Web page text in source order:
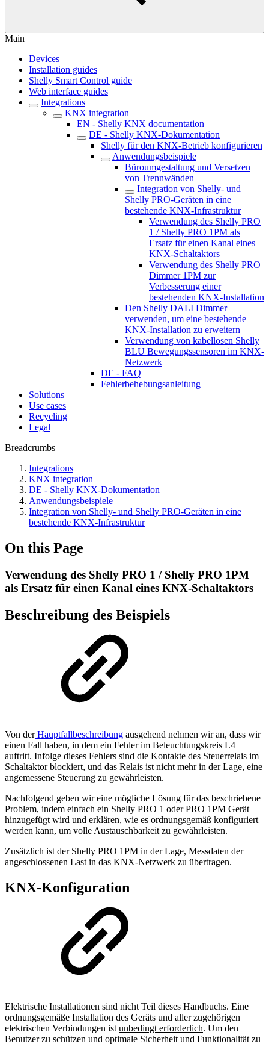
Main
Devices
Installation guides
Shelly Smart Control guide
Web interface guides
Integrations
KNX integration
EN - Shelly KNX documentation
DE - Shelly KNX-Dokumentation
Shelly für den KNX-Betrieb konfigurieren
Anwendungsbeispiele
Büroumgestaltung und Versetzen
von Trennwänden
Integration von Shelly- und
Shelly PRO-Geräten in eine
bestehende KNX-Infrastruktur
Verwendung des Shelly PRO
1 / Shelly PRO 1PM als
Ersatz für einen Kanal eines
KNX-Schaltaktors
Verwendung des Shelly PRO
Dimmer 1PM zur
Verbesserung einer
bestehenden KNX-Installation
Den Shelly DALI Dimmer
verwenden, um eine bestehende
KNX-Installation zu erweitern
Verwendung von kabellosen Shelly
BLU Bewegungssensoren im KNX-
Netzwerk
DE - FAQ
Fehlerbehebungsanleitung
Solutions
Use cases
Recycling
Legal
Breadcrumbs
Integrations
KNX integration
DE - Shelly KNX-Dokumentation
Anwendungsbeispiele
Integration von Shelly- und Shelly PRO-Geräten in eine
bestehende KNX-Infrastruktur
On this Page
Verwendung des Shelly PRO 1 / Shelly PRO 1PM
als Ersatz für einen Kanal eines KNX-Schaltaktors
Beschreibung des Beispiels
Von derHauptfallbeschreibung ausgehend nehmen wir an, dass wir
einen Fall haben, in dem ein Fehler im Beleuchtungskreis L4
auftritt. Infolge dieses Fehlers sind die Kontakte des Steuerrelais im
Schaltaktor blockiert, und das Relais ist nicht mehr in der Lage, eine
angemessene Steuerung zu gewährleisten.
Nachfolgend geben wir eine mögliche Lösung für das beschriebene
Problem, indem einfach ein Shelly PRO 1 oder PRO 1PM Gerät
hinzugefügt wird und erklären, wie es ordnungsgemäß konfiguriert
werden kann, um volle Austauschbarkeit zu gewährleisten.
Zusätzlich ist der Shelly PRO 1PM in der Lage, Messdaten der
angeschlossenen Last in das KNX-Netzwerk zu übertragen.
KNX-Konfiguration
Elektrische Installationen sind nicht Teil dieses Handbuchs. Eine
ordnungsgemäße Installation des Geräts und aller zugehörigen
elektrischen Verbindungen istunbedingt erforderlich. Um den
Benutzer zu schützen und optimale Sicherheit und Funktionalität zu